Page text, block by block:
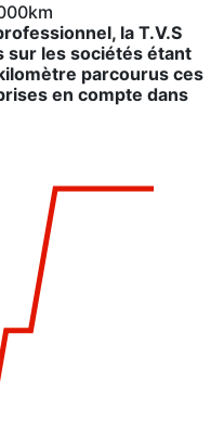
la T.V.S
sur les sociétés étant
parcourus ces
en compte dans